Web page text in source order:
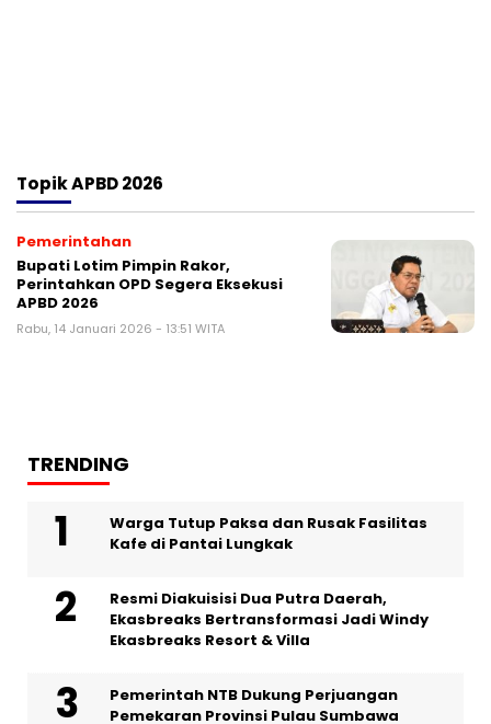
TopikAPBD 2026
Pemerintahan
Bupati Lotim Pimpin Rakor,
Perintahkan OPD Segera Eksekusi
APBD 2026
Rabu, 14 Januari 2026 - 13:51 WITA
TRENDING
Warga Tutup Paksa dan Rusak Fasilitas
Kafe di Pantai Lungkak
Resmi Diakuisisi Dua Putra Daerah,
Ekasbreaks Bertransformasi Jadi Windy
Ekasbreaks Resort & Villa
Pemerintah NTB Dukung Perjuangan
Pemekaran Provinsi Pulau Sumbawa